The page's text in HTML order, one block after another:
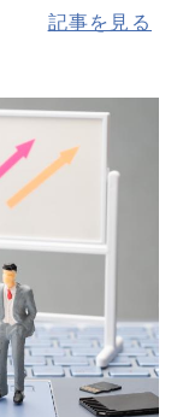
に依頼するこ
、DXコンサル
するポイント
記事を見る